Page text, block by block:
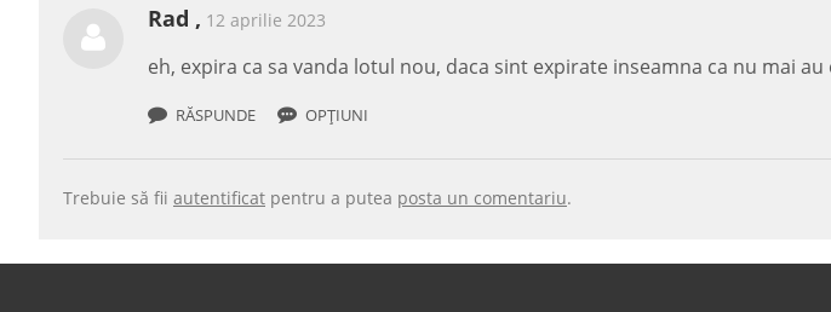
Rad , 12 aprilie 2023
eh, expira ca sa vanda lotul nou, daca sint expirate inseamna ca nu mai
RĂSPUNDE OPȚIUNI
Trebuie să fii autentificat pentru a putea posta un comentariu.